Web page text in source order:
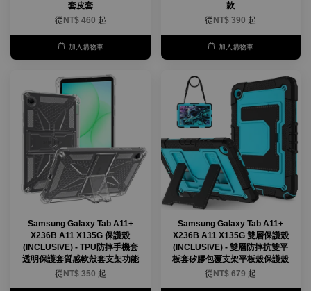
套皮套
從 NT$ 460 起
加入購物車
款
從 NT$ 390 起
加入購物車
Samsung Galaxy Tab A11+
X236B A11 X135G 保護殼
(INCLUSIVE) - TPU防摔手機套
透明保護套質感軟殼套支架功能
從 NT$ 350 起
Samsung Galaxy Tab A11+
X236B A11 X135G 雙層保護殼
(INCLUSIVE) - 雙層防摔抗雙平
板套矽膠包覆支架平板殼保護殼
從 NT$ 679 起